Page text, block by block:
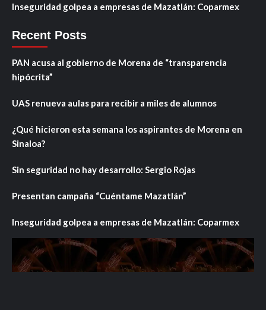
Inseguridad golpea a empresas de Mazatlán: Coparmex
Recent Posts
PAN acusa al gobierno de Morena de “transparencia
hipócrita”
UAS renueva aulas para recibir a miles de alumnos
¿Qué hicieron esta semana los aspirantes de Morena en
Sinaloa?
Sin seguridad no hay desarrollo: Sergio Rojas
Presentan campaña “Cuéntame Mazatlán”
Inseguridad golpea a empresas de Mazatlán: Coparmex